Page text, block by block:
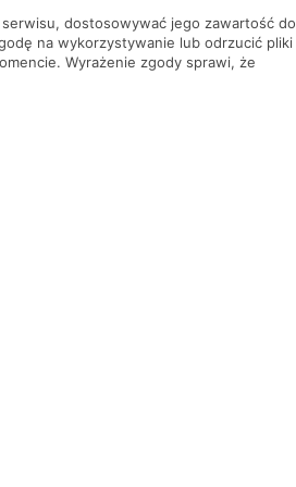
dostosowywać jego zawartość do
na wykorzystywanie lub odrzucić pliki
Wyrażenie zgody sprawi, że